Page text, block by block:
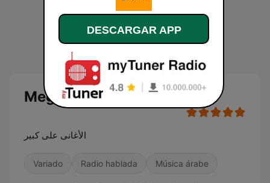
الأغانى على كبير
Variado Radio hablada Música árabe
DESCARGAR APP